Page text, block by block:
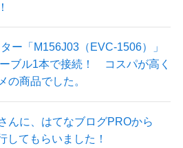
ー「M156J03（EVC-1506）」
ブル1本で接続！ コスパが高く
の商品でした。
んに、はてなブログPROから
してもらいました！